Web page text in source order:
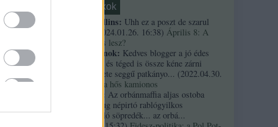
Friss topikok
necrophil collins: Uhh ez a poszt de szarul
2024.01.26. 16:38) Április 8: A
többség kevés lesz?
Custertábornok: Kedves blogger a jó édes
kurvaanyádat és téged is össze kéne zárni
ezekkel a fekete seggű patkányo... (2022.04.30.
Árpi, a hős kamionos
kiskutyauto: Az orbánmaffia aljas ostoba
arrogáns hazug népirtó rablógyilkos
országromboló söpredék... az orbá...